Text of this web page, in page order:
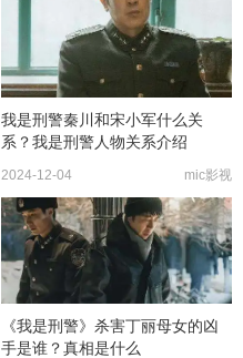
我是刑警秦川和宋小军什么关
系？我是刑警人物关系介绍
2024-12-04 mic影视
《我是刑警》杀害丁丽母女的凶
手是谁？真相是什么